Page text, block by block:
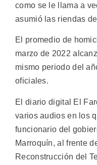
como se le llama a
asumió las riendas
El promedio de
marzo de 2022
mismo periodo del
oficiales.
El diario digital El
varios audios en los
funcionario del
Marroquín, al frente
Reconstrucción del